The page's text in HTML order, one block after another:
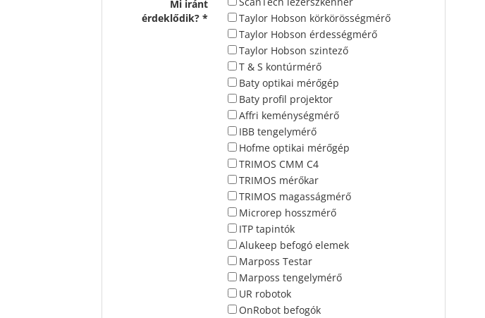
Mi iránt
érdeklődik?
Taylor Hobson körkörösségmérő
Taylor Hobson érdességmérő
Taylor Hobson szintező
T & S kontúrmérő
Baty optikai mérőgép
Baty profil projektor
Affri keménységmérő
IBB tengelymérő
Hofme optikai mérőgép
TRIMOS CMM C4
TRIMOS mérőkar
TRIMOS magasságmérő
Microrep hosszmérő
ITP tapintók
Alukeep befogó elemek
Marposs Testar
Marposs tengelymérő
UR robotok
OnRobot befogók